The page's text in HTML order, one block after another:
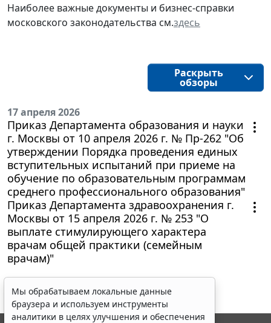
Наиболее важные документы и бизнес-справки
московского законодательства см.здесь
Раскрыть
обзоры
17 апреля 2026
Приказ Департамента образования и науки
г. Москвы от 10 апреля 2026 г. № Пр-262 "Об
утверждении Порядка проведения единых
вступительных испытаний при приеме на
обучение по образовательным программам
среднего профессионального образования"
Приказ Департамента здравоохранения г.
Москвы от 15 апреля 2026 г. № 253 "О
выплате стимулирующего характера
врачам общей практики (семейным
врачам)"
Мы обрабатываем локальные данные
браузера и используем инструменты
аналитики в целях улучшения и обеспечения